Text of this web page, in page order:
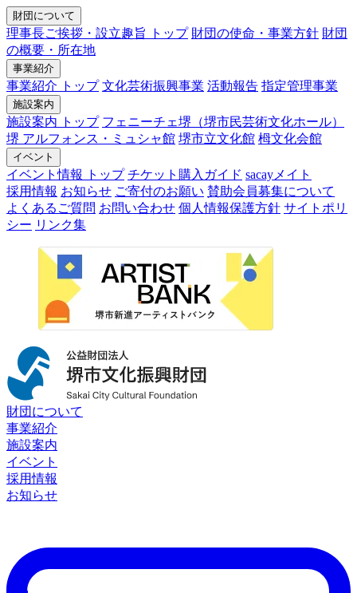
財団について
理事長ご挨拶・設立趣旨 トップ 財団の使命・事業方針 財団
の概要・所在地
事業紹介
事業紹介 トップ 文化芸術振興事業 活動報告 指定管理事業
施設案内
施設案内 トップ フェニーチェ堺（堺市民芸術文化ホール）
堺 アルフォンス・ミュシャ館 堺市立文化館 栂文化会館
イベント
イベント情報 トップ チケット購入ガイド sacayメイト
採用情報 お知らせ ご寄付のお願い 賛助会員募集について
よくあるご質問 お問い合わせ 個人情報保護方針 サイトポリ
シー リンク集
財団について
事業紹介
施設案内
イベント
採用情報
お知らせ